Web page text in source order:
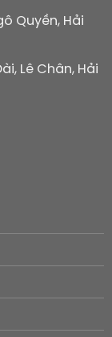
Quyền, Hải
Lê Chân, Hải